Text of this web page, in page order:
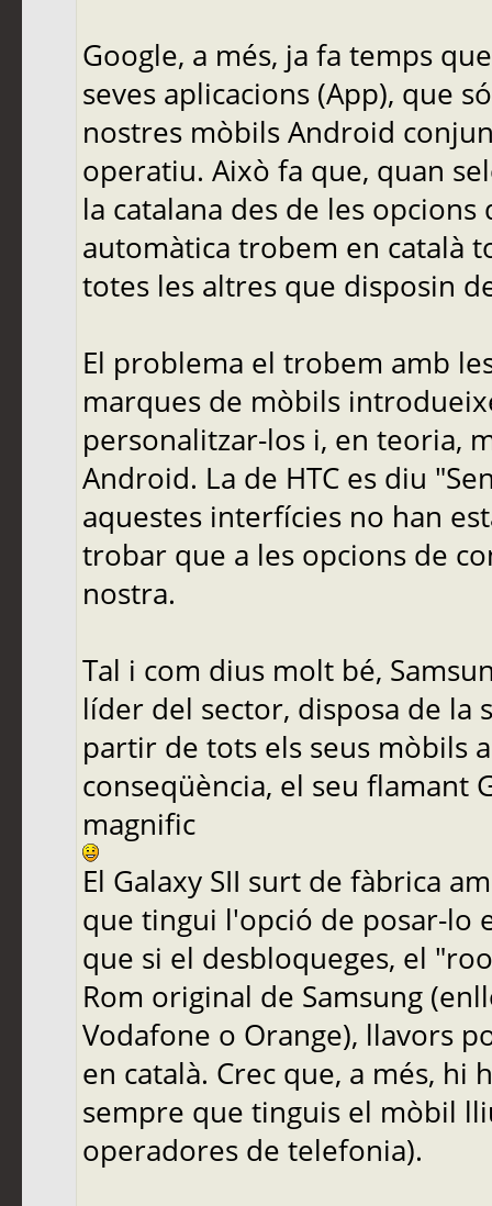
Google, a més, ja fa temps
seves aplicacions (App), que
nostres mòbils Android
operatiu. Això fa que, quan
la catalana des de les
automàtica trobem en català
totes les altres que disposin
El problema el trobem amb
marques de mòbils
personalitzar-los i, en teoria,
Android. La de HTC es diu
aquestes interfícies no han
trobar que a les opcions de
nostra.
Tal i com dius molt bé,
líder del sector, disposa de la
partir de tots els seus mòbils
conseqüència, el seu flamant
magnific
El Galaxy SII surt de fàbrica
que tingui l'opció de posar-lo
que si el desbloqueges, el
Rom original de Samsung
Vodafone o Orange), llavors
en català. Crec que, a més, hi
sempre que tinguis el mòbil
operadores de telefonia).